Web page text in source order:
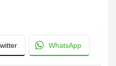
WhatsApp